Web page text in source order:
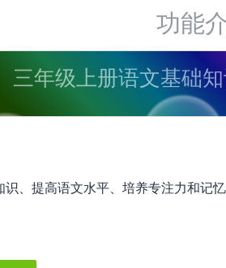
功能
三年级上册语文基础
、提高语文水平、培养专注力和记